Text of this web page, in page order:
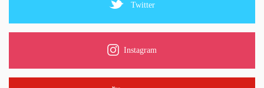
Twitter
Instagram